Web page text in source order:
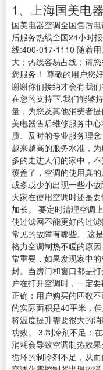
1、上海国美电
国美电器空调全国售后
后服务热线全国24小时
线:400-017-1110 随着
大；热线容易占线；请
您服务！ 尊敬的用户您
谢谢你们接纳才会有我
在您的支持下,我们能够
量，为您及其他消费者
美电器售后维修服务中
质、及时的专业服务理
越来越高的服务水准，
多的走进人们的家中，
覆盖了，空调的使用真
或多或少的出现一些小
大家在使用空调时还是
加长。 要定时清理空调
使过滤网不能更好的过
常见的故障有哪些。 这
格力空调制热不暖的原
常重要，如果发现家中
封。当房门和窗口都是
户在打开空调时，一定
正确：用户购买的匹数
的实际面积是40平米，
将温度提升需要很大的
功效。 3.制冷剂不足：
消耗会导致空调制热效
循环的制冷剂不足，从